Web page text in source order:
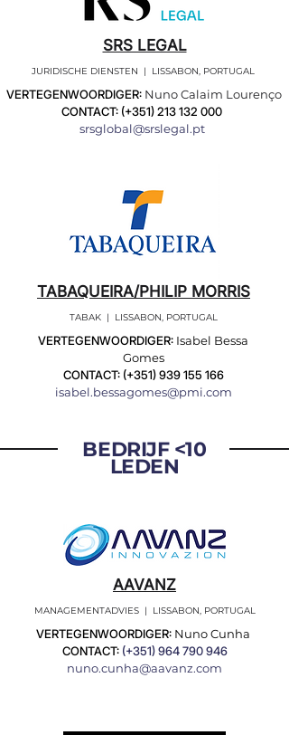
SRS LEGAL
JURIDISCHE DIENSTEN | LISSABON, PORTUGAL
VERTEGENWOORDIGER: Nuno Calaim Lourenço
CONTACT: (+351)213 132 000
srsglobal@srslegal.pt
TABAQUEIRA/PHILIP MORRIS
TABAK | LISSABON, PORTUGAL
VERTEGENWOORDIGER: Isabel Bessa
Gomes
CONTACT: (+351)939 155 166
isabel.bessagomes@pmi.com
BEDRIJF <10
LEDEN
AAVANZ
MANAGEMENTADVIES | LISSABON, PORTUGAL
VERTEGENWOORDIGER: Nuno Cunha
CONTACT: (+351)964 790 946
nuno.cunha@aavanz.com